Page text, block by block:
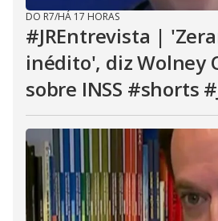
DO R7/HÁ 17 HORAS
#JREntrevista |
inédito', diz Wolney
sobre INSS #shorts